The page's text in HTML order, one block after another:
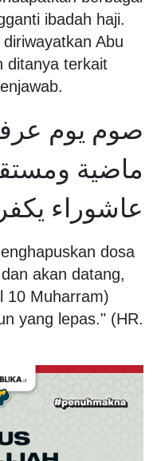
ibadah haji.
Abu
ditanya terkait
صوم يوم
ماضية
عاشوراء
dosa
akan datang,
10 Muharram)
yang lepas." (HR.